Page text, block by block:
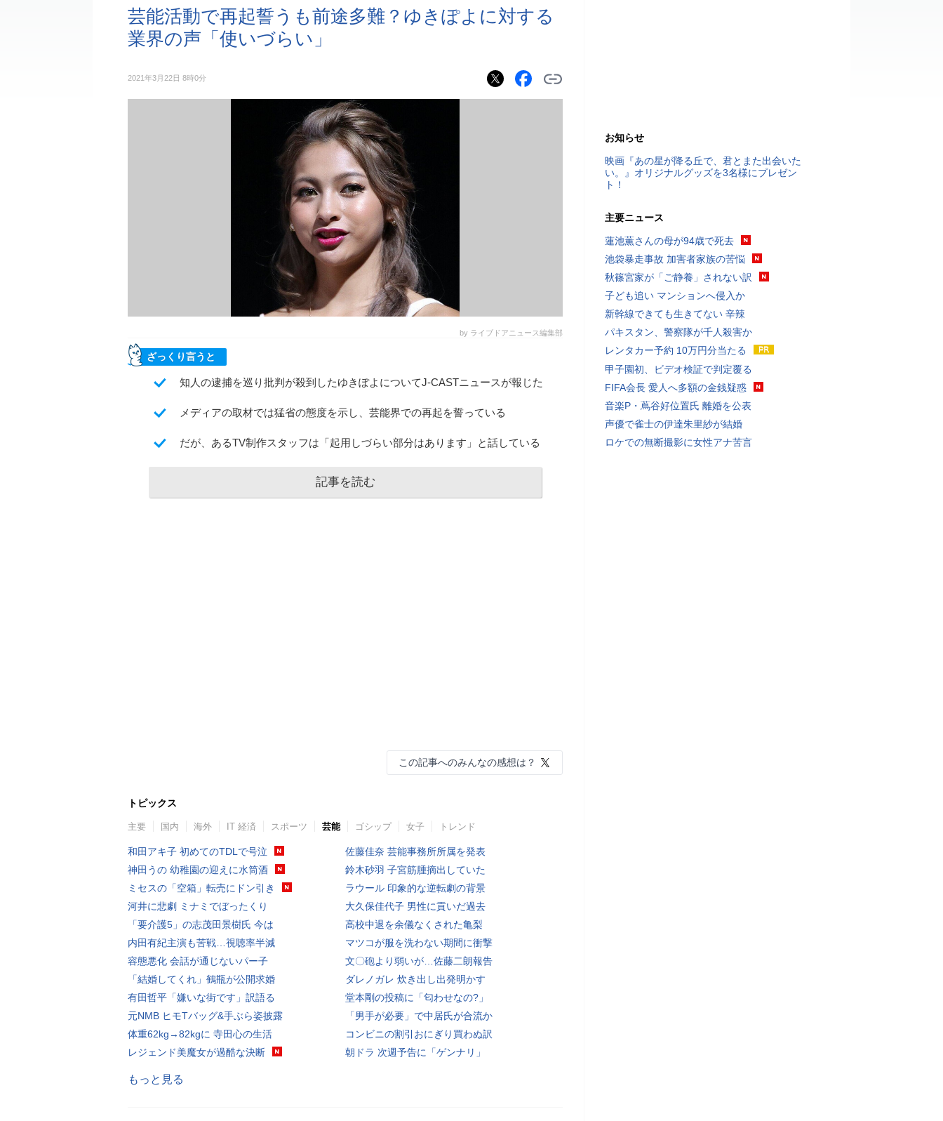
芸能活動で再起誓うも前途多難？ゆきぽよに対する
業界の声「使いづらい」
2021年3月22日 8時0分
by ライブドアニュース編集部
ざっくり言うと
知人の逮捕を巡り批判が殺到したゆきぽよについてJ-CASTニュースが報じた
メディアの取材では猛省の態度を示し、芸能界での再起を誓っている
だが、あるTV制作スタッフは「起用しづらい部分はあります」と話している
記事を読む
この記事へのみんなの感想は？
トピックス
主要 国内 海外 IT 経済 スポーツ 芸能 ゴシップ 女子 トレンド
和田アキ子 初めてのTDLで号泣
神田うの 幼稚園の迎えに水筒酒
ミセスの「空箱」転売にドン引き
河井に悲劇 ミナミでぼったくり
「要介護5」の志茂田景樹氏 今は
内田有紀主演も苦戦…視聴率半減
容態悪化 会話が通じないパー子
「結婚してくれ」鶴瓶が公開求婚
有田哲平「嫌いな街です」訳語る
元NMB ヒモTバッグ&手ぶら姿披露
体重62kg→82kgに 寺田心の生活
レジェンド美魔女が過酷な決断
佐藤佳奈 芸能事務所所属を発表
鈴木砂羽 子宮筋腫摘出していた
ラウール 印象的な逆転劇の背景
大久保佳代子 男性に貢いだ過去
高校中退を余儀なくされた亀梨
マツコが服を洗わない期間に衝撃
文〇砲より弱いが…佐藤二朗報告
ダレノガレ 炊き出し出発明かす
堂本剛の投稿に「匂わせなの?」
「男手が必要」で中居氏が合流か
コンビニの割引おにぎり買わぬ訳
朝ドラ 次週予告に「ゲンナリ」
もっと見る
お知らせ
映画『あの星が降る丘で、君とまた出会いた
い。』オリジナルグッズを3名様にプレゼン
ト！
主要ニュース
蓮池薫さんの母が94歳で死去
池袋暴走事故 加害者家族の苦悩
秋篠宮家が「ご静養」されない訳
子ども追い マンションへ侵入か
新幹線できても生きてない 辛辣
パキスタン、警察隊が千人殺害か
レンタカー予約 10万円分当たる
甲子園初、ビデオ検証で判定覆る
FIFA会長 愛人へ多額の金銭疑惑
音楽P・蔦谷好位置氏 離婚を公表
声優で雀士の伊達朱里紗が結婚
ロケでの無断撮影に女性アナ苦言